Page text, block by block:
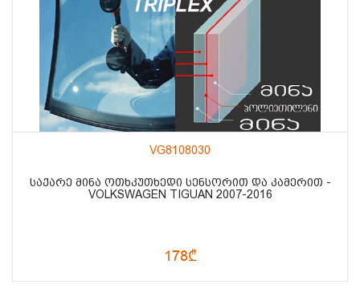
VG8108030
ᲡᲐᲥᲐᲠᲔ ᲛᲘᲜᲐ ᲝᲗᲮᲙᲣᲗᲮᲔᲓᲘ ᲡᲔᲜᲡᲝᲠᲘᲗ ᲓᲐ ᲙᲐᲛᲔᲠᲘᲗ -
VOLKSWAGEN TIGUAN 2007-2016
178₾